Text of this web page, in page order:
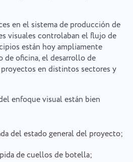
en el sistema de producción de
visuales controlaban el flujo de
están hoy ampliamente
de oficina, el desarrollo de
en distintos sectores y
enfoque visual están bien
del estado general del proyecto;
de cuellos de botella;